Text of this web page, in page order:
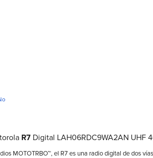
R7 Digital LAH06RDC9WA2AN UHF
MOTOTRBO™, el R7 es una radio digital de dos